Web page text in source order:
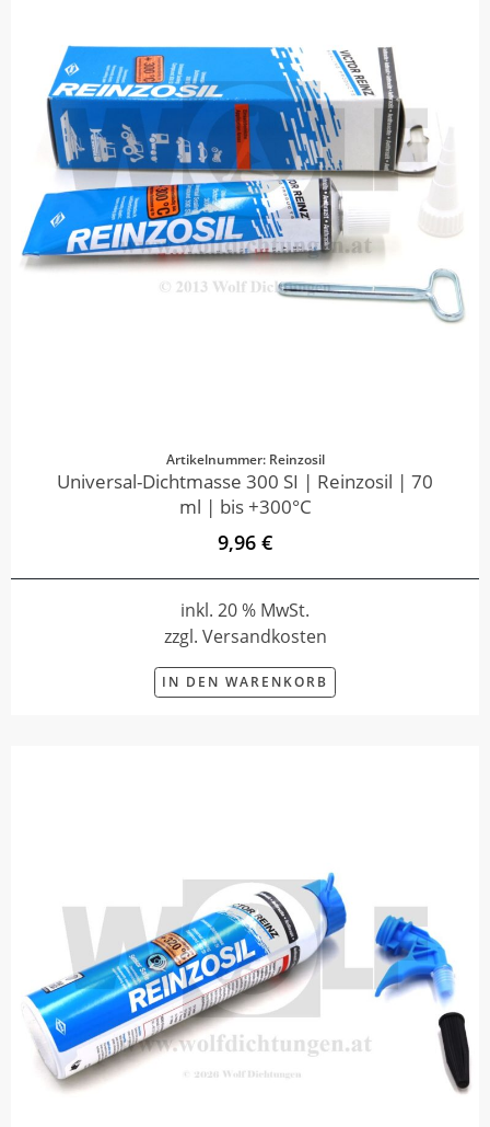
Artikelnummer: Reinzosil
Universal-Dichtmasse 300 SI | Reinzosil | 70
ml | bis +300°C
9,96 €
inkl. 20 % MwSt.
zzgl. Versandkosten
IN DEN WARENKORB